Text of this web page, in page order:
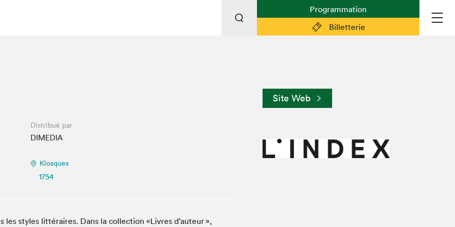
Billetterie
Programmation
des
Plan du Salon
Planifier sa visite (prix d'entrée,
FAQ visiteur·euse·s
Espace professionnel·le·s
Distribué par
DIMEDIA
Kiosques
1754
les styles littéraires. Dans la collection «Livres d’auteur »,
Site Web